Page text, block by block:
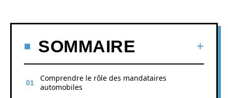
SOMMAIRE
Comprendre le rôle des mandataires
automobiles